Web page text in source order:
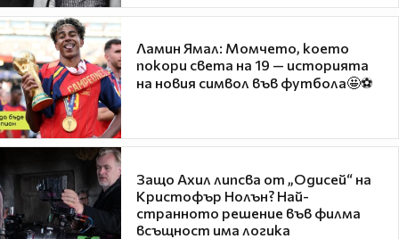
Ламин Ямал: Момчето, което
покори света на 19 — историята
на новия символ във футбола🤩⚽
Защо Ахил липсва от „Одисей“ на
Кристофър Нолън? Най-
странното решение във филма
всъщност има логика